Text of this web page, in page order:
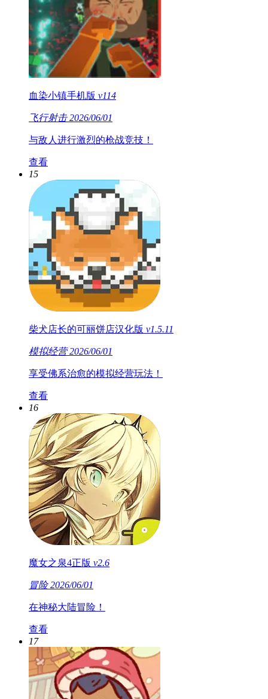
血染小镇手机版 v114
飞行射击2026/06/01
与敌人进行激烈的枪战竞技！
查看
15
柴犬店长的可丽饼店汉化版 v1.5.11
模拟经营2026/06/01
享受佛系治愈的模拟经营玩法！
查看
16
魔女之泉4正版 v2.6
冒险2026/06/01
在神秘大陆冒险！
查看
17